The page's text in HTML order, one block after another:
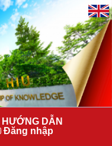
HƯỚNG DẪN
Đăng nhập